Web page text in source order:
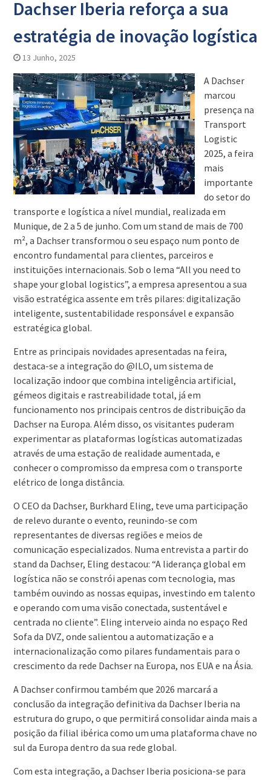
Dachser Iberia reforça a sua
estratégia de inovação logística
13 Junho, 2025
A Dachser
marcou
presença na
Transport
Logistic
2025, a feira
mais
importante
do setor do
transporte e logística a nível mundial, realizada em
Munique, de 2 a 5 de junho. Com um stand de mais de 700
m², a Dachser transformou o seu espaço num ponto de
encontro fundamental para clientes, parceiros e
instituições internacionais. Sob o lema “All you need to
shape your global logistics”, a empresa apresentou a sua
visão estratégica assente em três pilares: digitalização
inteligente, sustentabilidade responsável e expansão
estratégica global.
Entre as principais novidades apresentadas na feira,
destaca-se a integração do @ILO, um sistema de
localização indoor que combina inteligência artificial,
gémeos digitais e rastreabilidade total, já em
funcionamento nos principais centros de distribuição da
Dachser na Europa. Além disso, os visitantes puderam
experimentar as plataformas logísticas automatizadas
através de uma estação de realidade aumentada, e
conhecer o compromisso da empresa com o transporte
elétrico de longa distância.
O CEO da Dachser, Burkhard Eling, teve uma participação
de relevo durante o evento, reunindo-se com
representantes de diversas regiões e meios de
comunicação especializados. Numa entrevista a partir do
stand da Dachser, Eling destacou: “A liderança global em
logística não se constrói apenas com tecnologia, mas
também ouvindo as nossas equipas, investindo em talento
e operando com uma visão conectada, sustentável e
centrada no cliente”. Eling interveio ainda no espaço Red
Sofa da DVZ, onde salientou a automatização e a
internacionalização como pilares fundamentais para o
crescimento da rede Dachser na Europa, nos EUA e na Ásia.
A Dachser confirmou também que 2026 marcará a
conclusão da integração definitiva da Dachser Iberia na
estrutura do grupo, o que permitirá consolidar ainda mais a
posição da filial ibérica como um uma plataforma chave no
sul da Europa dentro da sua rede global.
Com esta integração, a Dachser Iberia posiciona-se para